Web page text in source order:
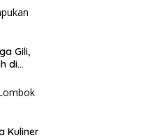
Gili,
di
Kuliner